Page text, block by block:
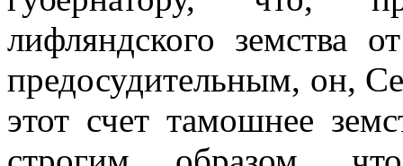
лифляндского земства
предосудительным, он,
этот счет тамошнее